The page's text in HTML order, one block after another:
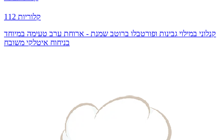
112 קלוריות
קנלוני במילוי גבינות ופורטבלו ברוטב שמנת - ארוחת ערב טעימה במיוחד
בניחוח איטלקי משובח